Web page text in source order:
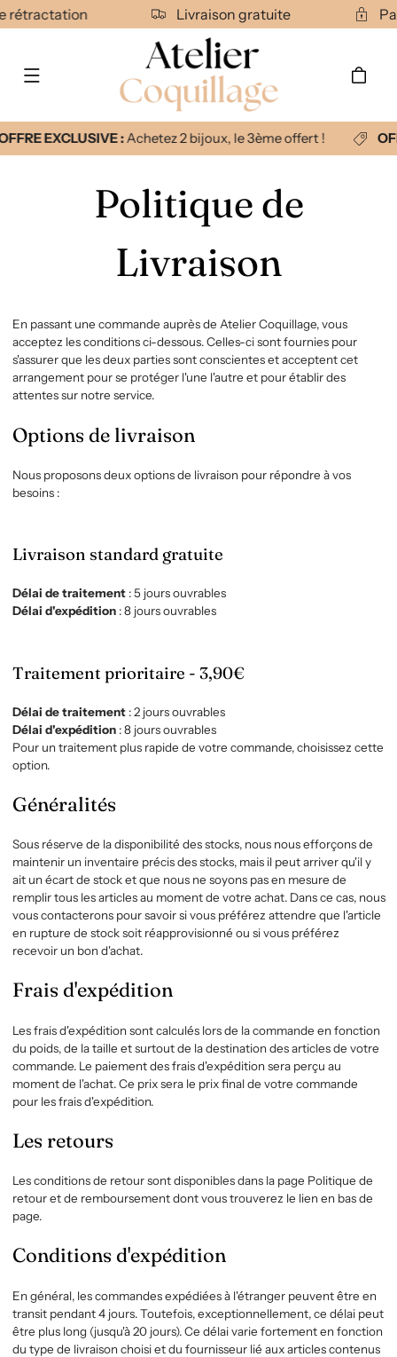
Ignorer et
passer au
contenu
rétractation Livraison gratuite
Panier
EXCLUSIVE :Achetez 2 bijoux, le 3ème offert !
Politique de
Livraison
En passant une commande auprès de Atelier Coquillage, vous
acceptez les conditions ci-dessous. Celles-ci sont fournies pour
s'assurer que les deux parties sont conscientes et acceptent cet
arrangement pour se protéger l'une l'autre et pour établir des
attentes sur notre service.
Options de livraison
Nous proposons deux options de livraison pour répondre à vos
besoins :
Livraison standard gratuite
Délai de traitement : 5 jours ouvrables
Délai d'expédition : 8 jours ouvrables
Traitement prioritaire - 3,90€
Délai de traitement : 2 jours ouvrables
Délai d'expédition : 8 jours ouvrables
Pour un traitement plus rapide de votre commande, choisissez cette
option.
Généralités
Sous réserve de la disponibilité des stocks, nous nous efforçons de
maintenir un inventaire précis des stocks, mais il peut arriver qu'il y
ait un écart de stock et que nous ne soyons pas en mesure de
remplir tous les articles au moment de votre achat. Dans ce cas, nous
vous contacterons pour savoir si vous préférez attendre que l'article
en rupture de stock soit réapprovisionné ou si vous préférez
recevoir un bon d'achat.
Frais d'expédition
Les frais d'expédition sont calculés lors de la commande en fonction
du poids, de la taille et surtout de la destination des articles de votre
commande. Le paiement des frais d'expédition sera perçu au
moment de l'achat. Ce prix sera le prix final de votre commande
pour les frais d'expédition.
Les retours
Les conditions de retour sont disponibles dans la page Politique de
retour et de remboursement dont vous trouverez le lien en bas de
page.
Conditions d'expédition
En général, les commandes expédiées à l'étranger peuvent être en
transit pendant 4 jours. Toutefois, exceptionnellement, ce délai peut
être plus long (jusqu'à 20 jours). Ce délai varie fortement en fonction
du type de livraison choisi et du fournisseur lié aux articles contenus